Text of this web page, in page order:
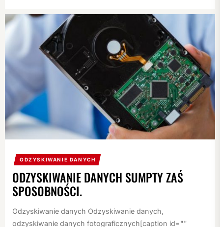
ODZYSKIWANIE DANYCH
ODZYSKIWANIE DANYCH SUMPTY ZAŚ
SPOSOBNOŚCI.
Odzyskiwanie danych Odzyskiwanie danych,
odzyskiwanie danych fotograficznych[caption id=""